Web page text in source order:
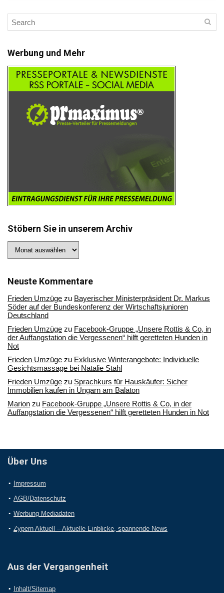
Werbung und Mehr
Stöbern Sie in unserem Archiv
Sie
Archiv
Neuste Kommentare
Frieden Umzüge zu Bayerischer Ministerpräsident Dr. Markus
Söder auf der Bundeskonferenz der Wirtschaftsjunioren
Deutschland
Frieden Umzüge zu Facebook-Gruppe „Unsere Rottis & Co, in
der Auffangstation die Vergessenen“ hilft geretteten Hunden in
Not
Frieden Umzüge zu Exklusive Winterangebote: Individuelle
Gesichtsmassage bei Natalie Stahl
Frieden Umzüge zu Sprachkurs für Hauskäufer: Sicher
Immobilien kaufen in Ungarn am Balaton
Marion zu Facebook-Gruppe „Unsere Rottis & Co, in der
Auffangstation die Vergessenen“ hilft geretteten Hunden in Not
Über Uns
Impressum
AGB/Datenschutz
Werbung Mediadaten
Zypern Aktuell – Aktuelle Einblicke, spannende News
Aus der Vergangenheit
Inhalt/Sitemap